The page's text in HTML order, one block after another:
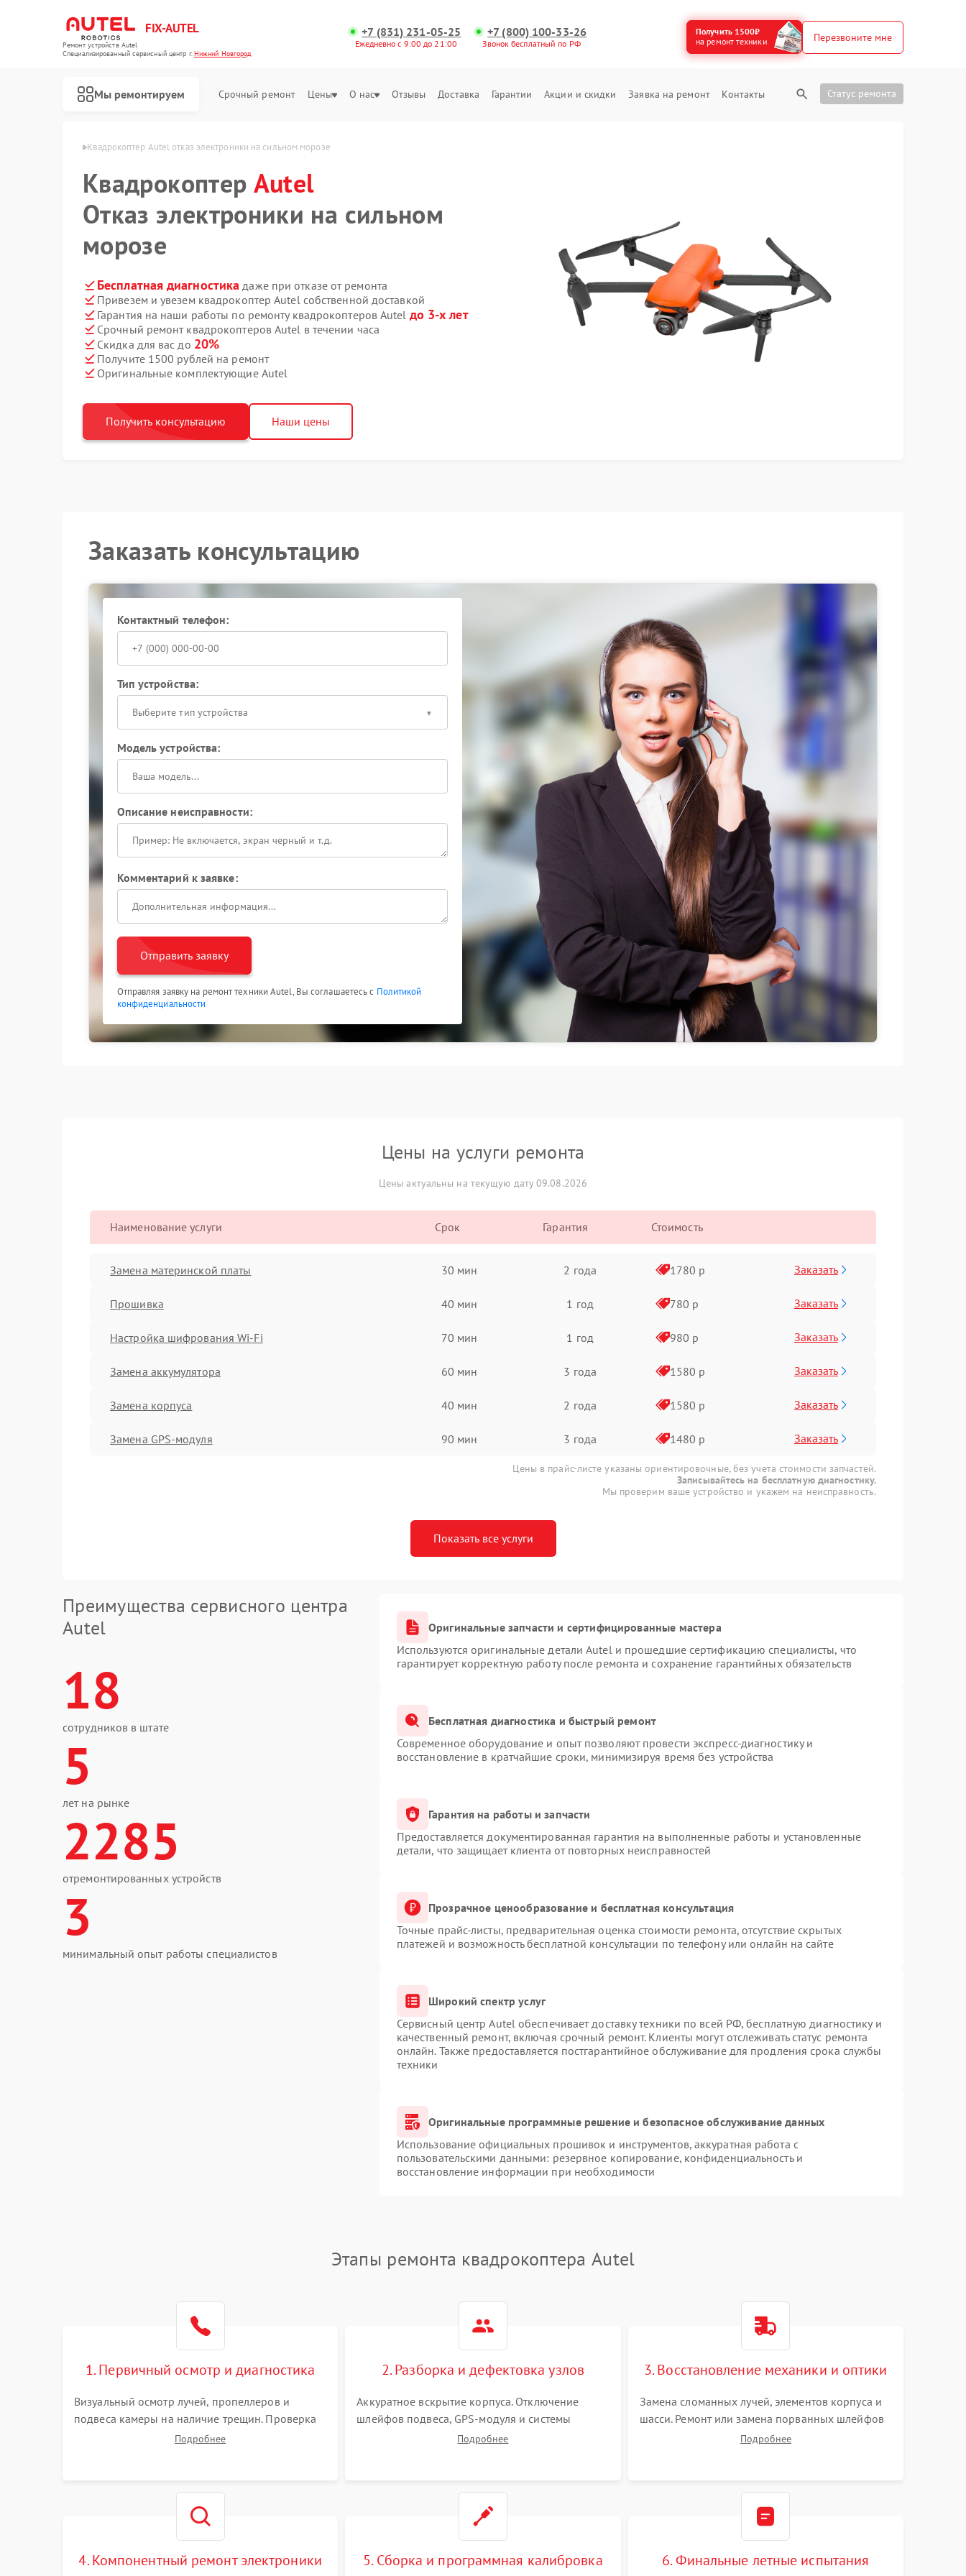
FIX-AUTEL
Ремонт устройств Autel
Специализированный cервисный центр г.Нижний Новгород
+7 (831) 231-05-25
Ежедневно с 9:00 до 21:00
+7 (800) 100-33-26
Звонок бесплатный по РФ
Получить 1500₽
на ремонт техники
Перезвоните мне
Мы ремонтируем Срочный ремонт Цены О нас Отзывы Доставка Гарантии Акции и скидки Заявка на ремонт Контакты Статус ремонта
Нижнем Новгороде Квадрокоптер Autel отказ электроники на сильном морозе
Квадрокоптер Autel
Отказ электроники на сильном
морозе
Бесплатная диагностика даже при отказе от ремонта
Привезем и увезем квадрокоптер Autel собственной доставкой
Гарантия на наши работы по ремонту квадрокоптеров Autel до 3-х лет
Срочный ремонт квадрокоптеров Autel в течении часа
Скидка для вас до 20%
Получите 1500 рублей на ремонт
Оригинальные комплектующие Autel
Получить консультацию Наши цены
Заказать консультацию
Контактный телефон:
Тип устройства:
Выберите тип устройства
Модель устройства:
Описание неисправности:
Комментарий к заявке:
Отправить заявку
Отправляя заявку на ремонт техники Autel, Вы соглашаетесь с Политикой
конфиденциальности
Цены на услуги ремонта
Цены актуальны на текущую дату 09.08.2026
Наименование услуги Срок Гарантия Стоимость
Замена материнской платы 30 мин 2 года 1780 р Заказать
Прошивка 40 мин 1 год 780 р Заказать
Настройка шифрования Wi-Fi 70 мин 1 год 980 р Заказать
Замена аккумулятора 60 мин 3 года 1580 р Заказать
Замена корпуса 40 мин 2 года 1580 р Заказать
Замена GPS-модуля 90 мин 3 года 1480 р Заказать
Цены в прайс-листе указаны ориентировочные, без учета стоимости запчастей.
Записывайтесь на бесплатную диагностику.
Мы проверим ваше устройство и укажем на неисправность.
Показать все услуги
Преимущества сервисного центра
Autel
18
сотрудников в штате
5
лет на рынке
2285
отремонтированных устройств
3
минимальный опыт работы специалистов
Оригинальные запчасти и сертифицированные мастера
Используются оригинальные детали Autel и прошедшие сертификацию специалисты, что
гарантирует корректную работу после ремонта и сохранение гарантийных обязательств
Бесплатная диагностика и быстрый ремонт
Современное оборудование и опыт позволяют провести экспресс-диагностику и
восстановление в кратчайшие сроки, минимизируя время без устройства
Гарантия на работы и запчасти
Предоставляется документированная гарантия на выполненные работы и установленные
детали, что защищает клиента от повторных неисправностей
Прозрачное ценообразование и бесплатная консультация
Точные прайс-листы, предварительная оценка стоимости ремонта, отсутствие скрытых
платежей и возможность бесплатной консультации по телефону или онлайн на сайте
Широкий спектр услуг
Сервисный центр Autel обеспечивает доставку техники по всей РФ, бесплатную диагностику и
качественный ремонт, включая срочный ремонт. Клиенты могут отслеживать статус ремонта
онлайн. Также предоставляется постгарантийное обслуживание для продления срока службы
техники
Оригинальные программные решение и безопасное обслуживание данных
Использование официальных прошивок и инструментов, аккуратная работа с
пользовательскими данными: резервное копирование, конфиденциальность и
восстановление информации при необходимости
Этапы ремонта квадрокоптера Autel
1. Первичный осмотр и диагностика
Визуальный осмотр лучей, пропеллеров и
подвеса камеры на наличие трещин. Проверка
включения, связи с пультом ДУ и передачи
Подробнее
2. Разборка и дефектовка узлов
Аккуратное вскрытие корпуса. Отключение
шлейфов подвеса, GPS-модуля и системы
визуального позиционирования. Проверка
Подробнее
3. Восстановление механики и оптики
Замена сломанных лучей, элементов корпуса и
шасси. Ремонт или замена порванных шлейфов
и демпферов трехосевого подвеса камеры.
Подробнее
4. Компонентный ремонт электроники 5. Сборка и программная калибровка 6. Финальные летные испытания